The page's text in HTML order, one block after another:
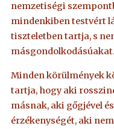
nemzetiségi
mindenkiben testvért
tiszteletben tartja, s
másgondolkodásúakat.
Minden körülmények
tartja, hogy aki
másnak, aki gőgjével
érzékenységét, aki